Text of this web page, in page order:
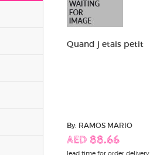
Quand j etais petit
By: RAMOS MARIO
AED 88.66
lead time for order delivery